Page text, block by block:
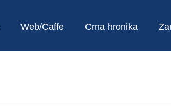
Web/Caffe Crna hronika